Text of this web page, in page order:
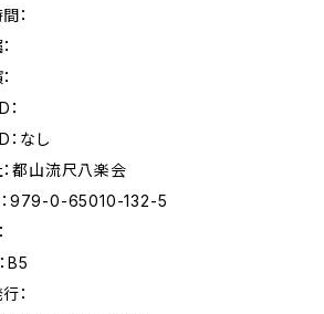
：
：なし
都山流尺八楽会
979-0-65010-132-5
B5
：